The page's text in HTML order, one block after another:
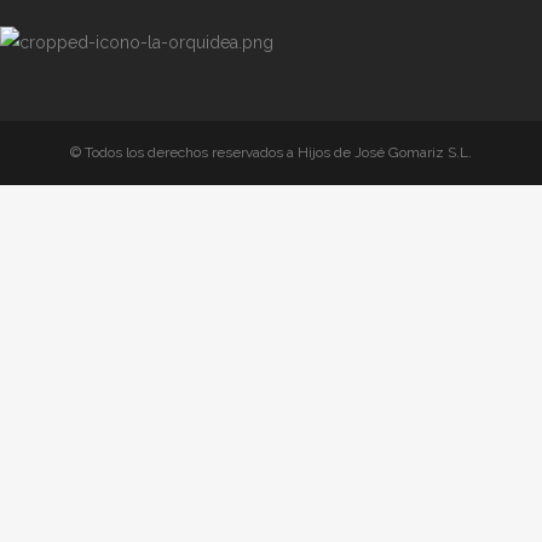
© Todos los derechos reservados a Hijos de José Gomariz S.L.